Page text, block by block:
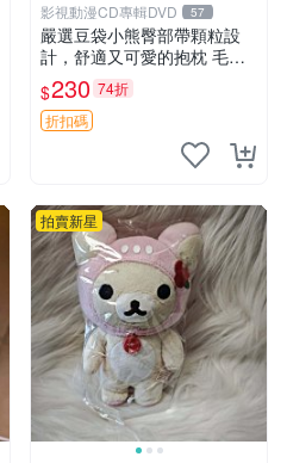
影視動漫CD專輯DVD 57
嚴選豆袋小熊臀部帶顆粒設
計，舒適又可愛的抱枕 毛絨
抱枕、臀部按摩、坐墊
$230 74折
折扣碼
拍賣新星